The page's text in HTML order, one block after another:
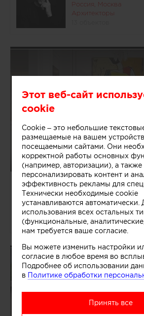
Россия, Москва
Архитекторы
Екатерина
Логвинова
Россия, Санкт-
Дизайнеры
9 объектов
Этот веб-сайт
cookie
Cookie – это небольшие
размещаемые на вашем
посещаемыми сайтами. Они
корректной работы основных
(например, авторизации), а
персонализировать контент и
эффективность рекламы для
Технически необходимые cookie
устанавливаются автоматически.
использования всех остальных
(функциональные,
нам требуется ваше согласие.
Вы можете изменить настройки
согласие в любое время во
Подробнее об использовании
в Политике обработки
Принять все